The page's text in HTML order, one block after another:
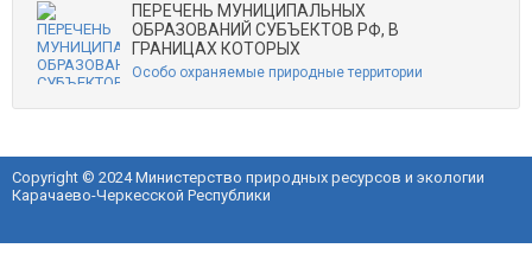
ПЕРЕЧЕНЬ МУНИЦИПАЛЬНЫХ
ОБРАЗОВАНИЙ СУБЪЕКТОВ РФ, В
ГРАНИЦАХ КОТОРЫХ
Особо охраняемые природные территории
Copyright © 2024 Министерство природных ресурсов и экологии
Карачаево-Черкесской Республики